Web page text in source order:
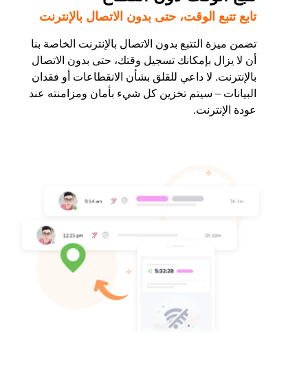
تابع تتبع الوقت، حتى بدون الاتصال بالإنترنت
تضمن ميزة التتبع بدون الاتصال بالإنترنت الخاصة بنا
أن لا يزال بإمكانك تسجيل وقتك، حتى بدون الاتصال
بالإنترنت. لا داعي للقلق بشأن الانقطاعات أو فقدان
البيانات – سيتم تخزين كل شيء بأمان ومزامنته عند
عودة الإنترنت.